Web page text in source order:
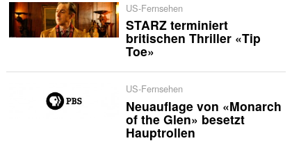
US-Fernsehen
STARZ terminiert
britischen Thriller «Tip
Toe»
US-Fernsehen
Neuauflage von «Monarch
of the Glen» besetzt
Hauptrollen